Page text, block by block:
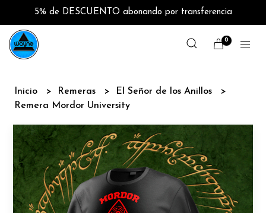
5% de DESCUENTO abonando por transferencia
0
Inicio Remeras
El Señor de los Anillos
Remera Mordor University